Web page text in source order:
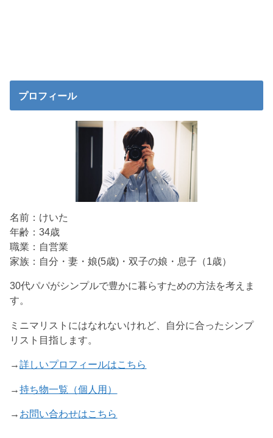
プロフィール
名前：けいた
年齢：34歳
職業：自営業
家族：自分・妻・娘(5歳)・双子の娘・息子（1歳）
30代パパがシンプルで豊かに暮らすための方法を考えま
す。
ミニマリストにはなれないけれど、自分に合ったシンプ
リスト目指します。
→詳しいプロフィールはこちら
→持ち物一覧（個人用）
→ お問い合わせはこちら